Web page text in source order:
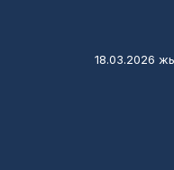
18.03.2026